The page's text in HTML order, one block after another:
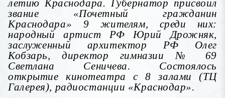
летию Краснодара. Губернатор присвоил
звание «Почетный гражданин
Краснодара» 9 жителям, среди них:
народный артист РФ Юрий Дрожняк,
заслуженный архитектор РФ Олег
Кобзарь, директор гимназии № 69
Светлана Сеничева. Состоялось
открытие кинотеатра с 8 залами (ТЦ
Галерея), радиостанции «Краснодар».